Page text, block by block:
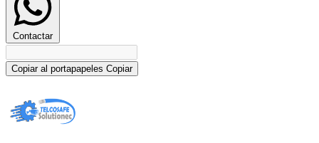
Contactar
Copiar al portapapeles Copiar